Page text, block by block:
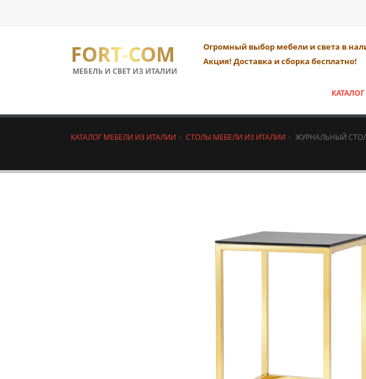
FORT-COM
МЕБЕЛЬ И СВЕТ ИЗ ИТАЛИИ
Огромный выбор мебели и света в
Акция! Доставка и сборка бесплатно!
КАТАЛОГ
КАТАЛОГ МЕБЕЛИ ИЗ ИТАЛИИ СТОЛЫ МЕБЕЛИ ИЗ ИТАЛИИ ЖУРНАЛЬНЫЙ